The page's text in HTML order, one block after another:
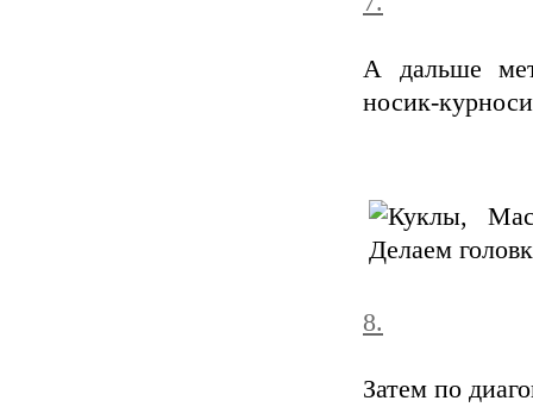
А дальше
носик-
8.
Затем по